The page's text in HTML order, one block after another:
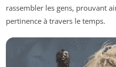
rassembler les gens, prouvant
pertinence à travers le temps.